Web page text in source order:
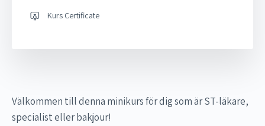
Välkommen till denna minikurs för dig som är ST-läkare,
specialist eller bakjour!
Kurs Certificate